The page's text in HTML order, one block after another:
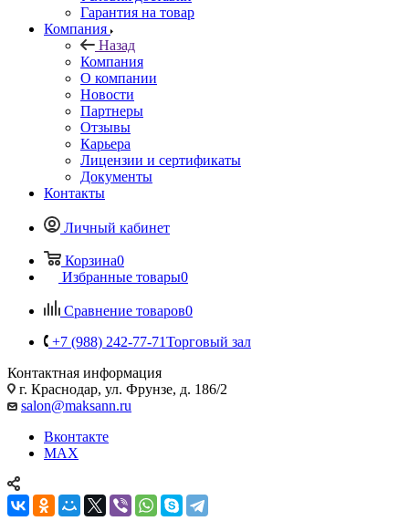
Гарантия на товар
Компания
Назад
Компания
О компании
Новости
Партнеры
Отзывы
Карьера
Лицензии и сертификаты
Документы
Контакты
Личный кабинет
Корзина0
Избранные товары0
Сравнение товаров0
+7 (988) 242-77-71Торговый зал
Контактная информация
г. Краснодар, ул. Фрунзе, д. 186/2
salon@maksann.ru
Вконтакте
MAX